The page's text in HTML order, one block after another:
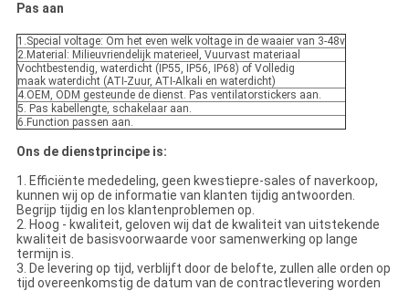
Pas aan
1.Special voltage: Om het even welk voltage in de waaier van 3-48v
2.Material: Milieuvriendelijk materieel, Vuurvast materiaal
Vochtbestendig, waterdicht (IP55, IP56, IP68) of Volledig
maak waterdicht (ATI-Zuur, ATI-Alkali en waterdicht)
4.OEM, ODM gesteunde de dienst. Pas ventilatorstickers aan.
5. Pas kabellengte, schakelaar aan.
6.Function passen aan.
Ons de dienstprincipe is:
1. Efficiënte mededeling, geen kwestiepre-sales of naverkoop,
kunnen wij op de informatie van klanten tijdig antwoorden.
Begrijp tijdig en los klantenproblemen op.
2. Hoog - kwaliteit, geloven wij dat de kwaliteit van uitstekende
kwaliteit de basisvoorwaarde voor samenwerking op lange
termijn is.
3. De levering op tijd, verblijft door de belofte, zullen alle orden op
tijd overeenkomstig de datum van de contractlevering worden